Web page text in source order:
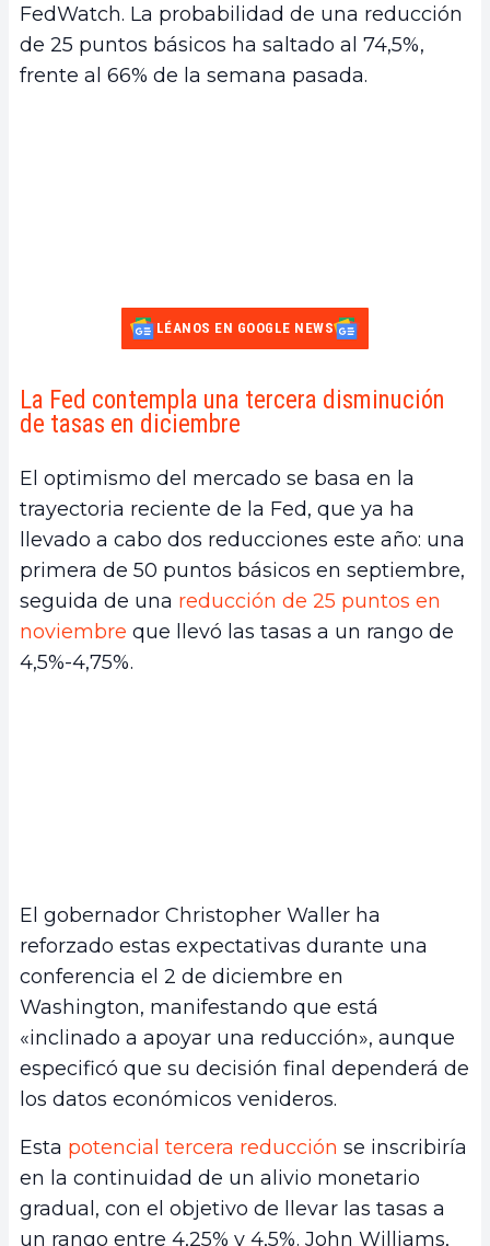
FedWatch. La probabilidad de una reducción
de 25 puntos básicos ha saltado al 74,5%,
frente al 66% de la semana pasada.
LÉANOS EN GOOGLE NEWS
La Fed contempla una tercera disminución
de tasas en diciembre
El optimismo del mercado se basa en la
trayectoria reciente de la Fed, que ya ha
llevado a cabo dos reducciones este año: una
primera de 50 puntos básicos en septiembre,
seguida de una reducción de 25 puntos en
noviembre que llevó las tasas a un rango de
4,5%-4,75%.
El gobernador Christopher Waller ha
reforzado estas expectativas durante una
conferencia el 2 de diciembre en
Washington, manifestando que está
«inclinado a apoyar una reducción», aunque
especificó que su decisión final dependerá de
los datos económicos venideros.
Esta potencial tercera reducción se inscribiría
en la continuidad de un alivio monetario
gradual, con el objetivo de llevar las tasas a
un rango entre 4,25% y 4,5%. John Williams,